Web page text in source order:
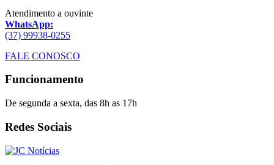
Atendimento a ouvinte
WhatsApp:
(37) 99938-0255
FALE CONOSCO
Funcionamento
De segunda a sexta, das 8h as 17h
Redes Sociais